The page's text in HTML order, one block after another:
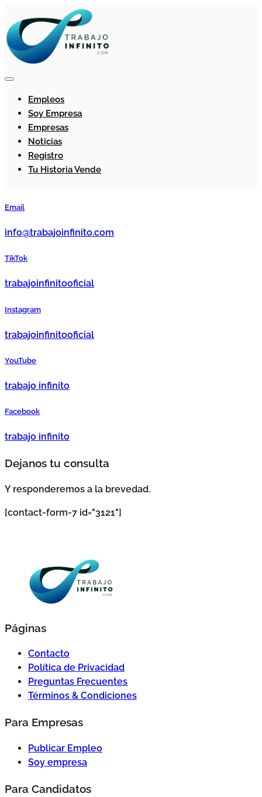
Empleos
Soy Empresa
Empresas
Noticias
Registro
Tu Historia Vende
Email
info@trabajoinfinito.com
TikTok
trabajoinfinitooficial
Instagram
trabajoinfinitooficial
YouTube
trabajo infinito
Facebook
trabajo infinito
Dejanos tu consulta
Y responderemos a la brevedad.
[contact-form-7 id="3121"]
Páginas
Contacto
Política de Privacidad
Preguntas Frecuentes
Términos & Condiciones
Para Empresas
Publicar Empleo
Soy empresa
Para Candidatos